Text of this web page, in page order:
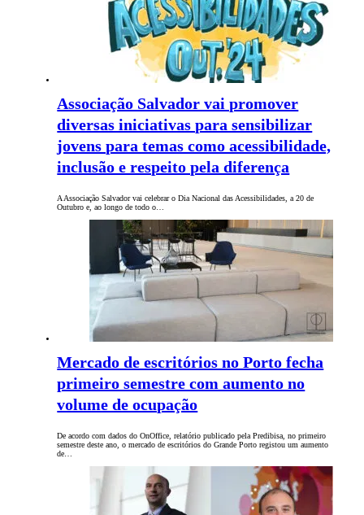
Associação Salvador vai promover
diversas iniciativas para sensibilizar
jovens para temas como acessibilidade,
inclusão e respeito pela diferença
A Associação Salvador vai celebrar o Dia Nacional das Acessibilidades, a 20 de
Outubro e, ao longo de todo o…
Mercado de escritórios no Porto fecha
primeiro semestre com aumento no
volume de ocupação
De acordo com dados do OnOffice, relatório publicado pela Predibisa, no primeiro
semestre deste ano, o mercado de escritórios do Grande Porto registou um aumento
de…